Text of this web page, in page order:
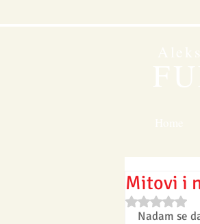
Mitovi i
Rated
Nadam se